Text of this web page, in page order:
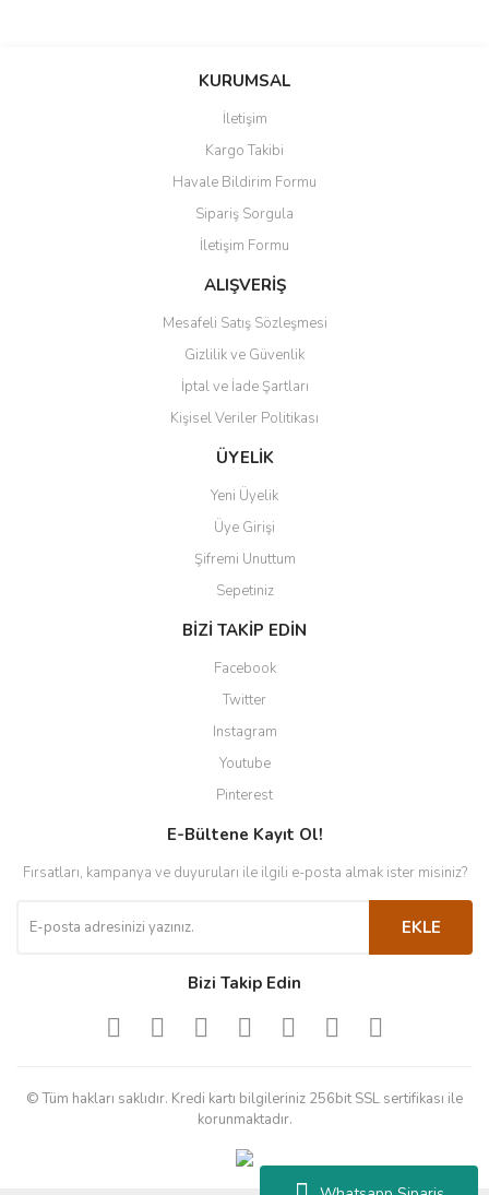
Bu ürüne ilk yorumu siz yapın!
Ürün resmi kalitesiz, bozuk veya görüntülenemiyor.
Ürün açıklamasında eksik bilgiler bulunuyor.
Ürün bilgilerinde hatalar bulunuyor.
Ürün fiyatı diğer sitelerden daha pahalı.
Bu ürüne benzer farklı alternatifler olmalı.
Gönder
KURUMSAL
İletişim
Kargo Takibi
Havale Bildirim Formu
Sipariş Sorgula
İletişim Formu
ALIŞVERİŞ
Mesafeli Satış Sözleşmesi
Gizlilik ve Güvenlik
İptal ve İade Şartları
Kişisel Veriler Politikası
ÜYELİK
Yeni Üyelik
Üye Girişi
Şifremi Unuttum
Sepetiniz
BİZİ TAKİP EDİN
Facebook
Twitter
Instagram
Youtube
Pinterest
E-Bültene Kayıt Ol!
Fırsatları, kampanya ve duyuruları ile ilgili e-posta almak ister misiniz?
EKLE
Bizi Takip Edin
© Tüm hakları saklıdır. Kredi kartı bilgileriniz 256bit SSL sertifikası ile
korunmaktadır.